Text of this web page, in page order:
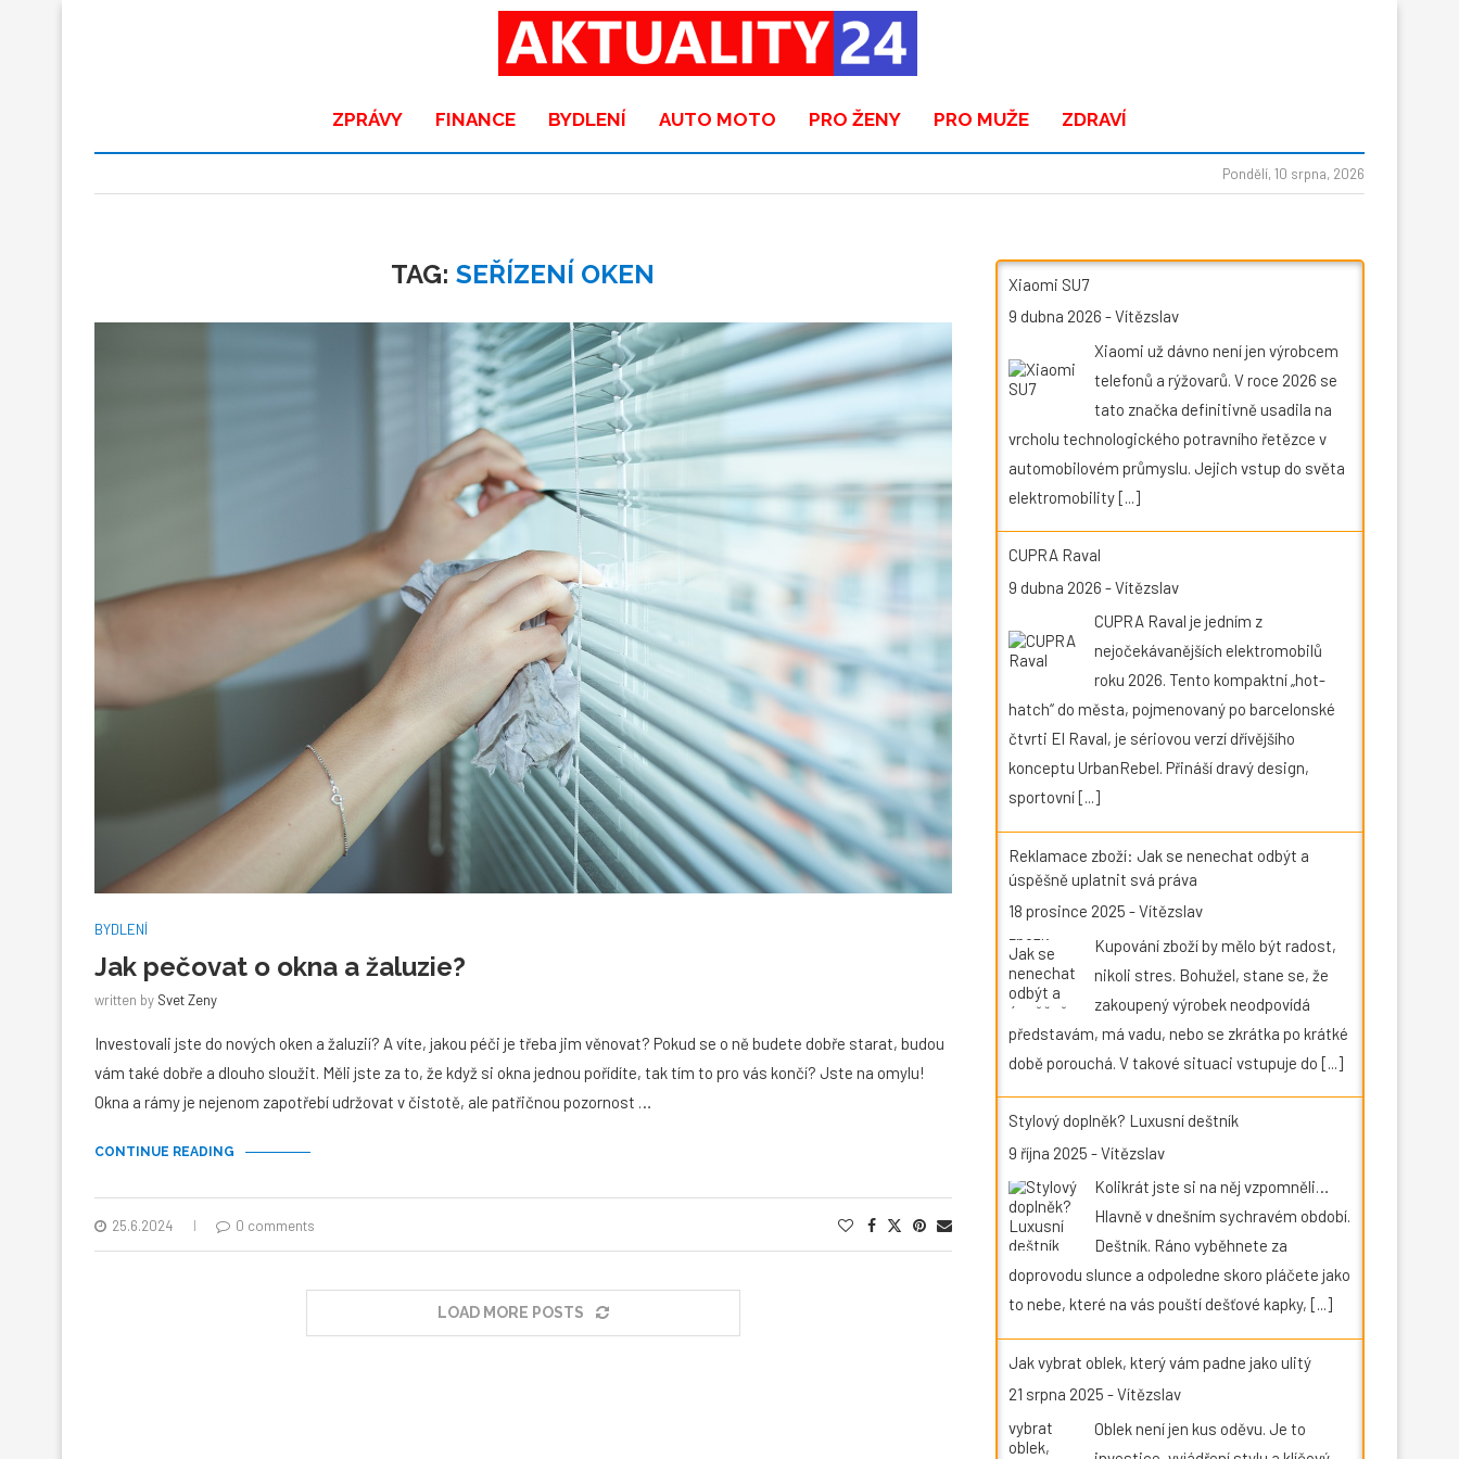
ZPRÁVY FINANCE BYDLENÍ AUTO MOTO PRO ŽENY PRO MUŽE ZDRAVÍ
Pondělí, 10 srpna, 2026
TAG:SEŘÍZENÍ OKEN
BYDLENÍ
Jak pečovat o okna a žaluzie?
written by Svet Zeny
Investovali jste do nových oken a žaluzií? A víte, jakou péči je třeba jim věnovat? Pokud se o ně budete dobře starat, budou
vám také dobře a dlouho sloužit. Měli jste za to, že když si okna jednou pořídíte, tak tím to pro vás končí? Jste na omylu!
Okna a rámy je nejenom zapotřebí udržovat v čistotě, ale patřičnou pozornost …
CONTINUE READING
25.6.2024 0 comments
LOAD MORE POSTS
Xiaomi SU7
9 dubna 2026 -Vítězslav
Xiaomi už dávno není jen výrobcem
telefonů a rýžovarů. V roce 2026 se
tato značka definitivně usadila na
vrcholu technologického potravního řetězce v
automobilovém průmyslu. Jejich vstup do světa
elektromobility[...]
CUPRA Raval
9 dubna 2026 -Vítězslav
CUPRA Raval je jedním z
nejočekávanějších elektromobilů
roku 2026. Tento kompaktní „hot-
hatch“ do města, pojmenovaný po barcelonské
čtvrti El Raval, je sériovou verzí dřívějšího
konceptu UrbanRebel. Přináší dravý design,
sportovní [...]
Reklamace zboží: Jak se nenechat odbýt a
úspěšně uplatnit svá práva
18 prosince 2025 -Vítězslav
Kupování zboží by mělo být radost,
nikoli stres. Bohužel, stane se, že
zakoupený výrobek neodpovídá
představám, má vadu, nebo se zkrátka po krátké
době porouchá. V takové situaci vstupuje do [...]
Stylový doplněk? Luxusní deštník
9 října 2025 -Vítězslav
Kolikrát jste si na něj vzpomněli…
Hlavně v dnešním sychravém období.
Deštník. Ráno vyběhnete za
doprovodu slunce a odpoledne skoro pláčete jako
to nebe, které na vás pouští dešťové kapky, [...]
Jak vybrat oblek, který vám padne jako ulitý
21 srpna 2025 -Vítězslav
Oblek není jen kus oděvu. Je to